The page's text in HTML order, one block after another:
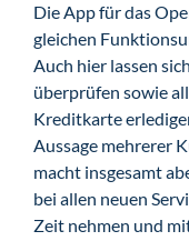
Die App für das
gleichen
Auch hier lassen
überprüfen sowie
Kreditkarte
Aussage mehrerer
macht insgesamt
bei allen neuen
Zeit nehmen und